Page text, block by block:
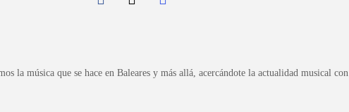
la música que se hace en Baleares y más allá, acercándote la actualidad musical con